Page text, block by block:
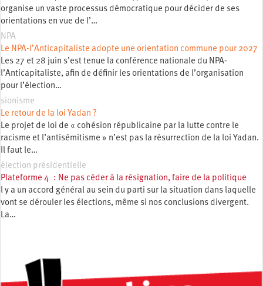
organise un vaste processus démocratique pour décider de ses
orientations en vue de l’…
NPA
Le NPA-l’Anticapitaliste adopte une orientation commune pour 2027
Les 27 et 28 juin s’est tenue la conférence nationale du NPA-
l’Anticapitaliste, afin de définir les orientations de l’organisation
pour l’élection…
sionisme
Le retour de la loi Yadan ?
Le projet de loi de « cohésion républicaine par la lutte contre le
racisme et l’antisémitisme » n’est pas la résurrection de la loi Yadan.
Il faut le…
élection présidentielle
Plateforme 4 : Ne pas céder à la résignation, faire de la politique
l y a un accord général au sein du parti sur la situation dans laquelle
vont se dérouler les élections, même si nos conclusions divergent.
La…